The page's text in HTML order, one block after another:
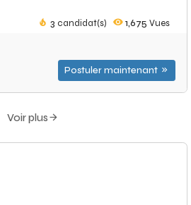
3 candidat(s) 1,675 Vues
Postuler maintenant
Voir plus